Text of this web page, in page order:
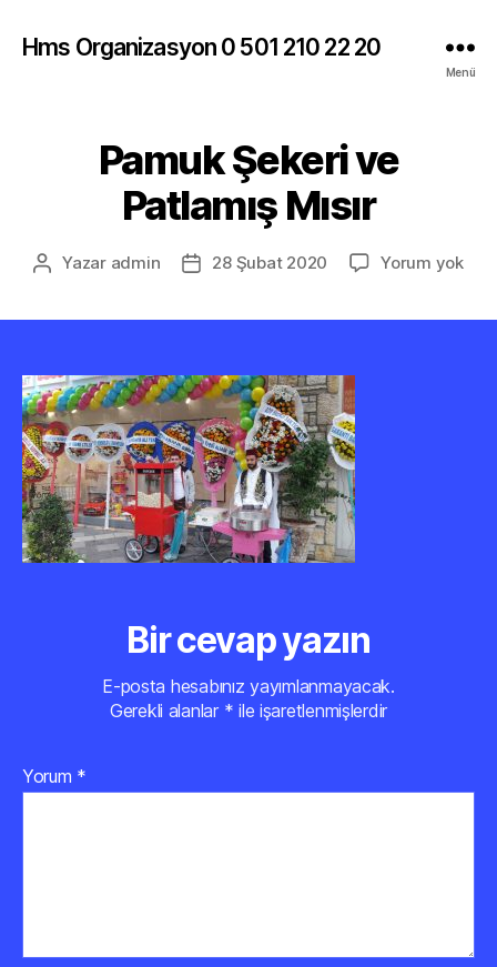
Hms Organizasyon 0 501 210 22 20
Menü
Pamuk Şekeri ve
Patlamış Mısır
Yazının
Yazar admin
Yazı28 Şubat 2020 Yorum yok
Bir cevap yazın
E-posta hesabınız yayımlanmayacak.
Gerekli alanlar * ile işaretlenmişlerdir
Yorum *